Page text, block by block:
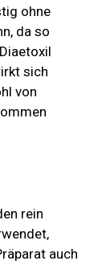
ohne
da so
sich
von
rein
auch